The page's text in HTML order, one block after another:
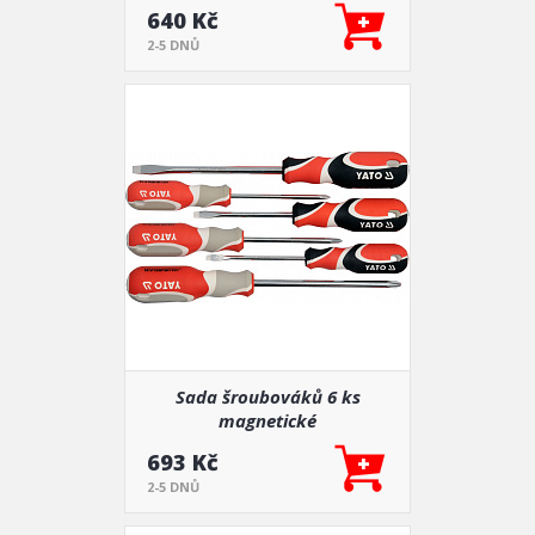
640 Kč
2-5 DNŮ
Sada šroubováků 6 ks
magnetické
693 Kč
2-5 DNŮ